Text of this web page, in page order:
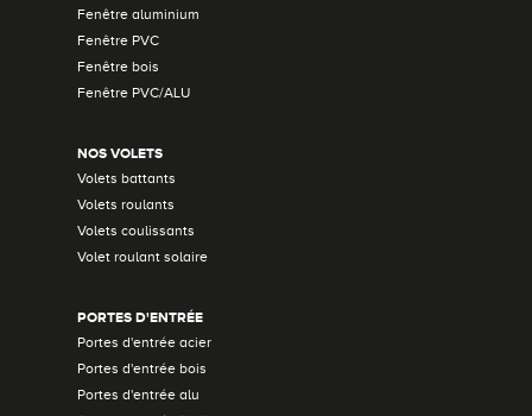
Fenêtre aluminium
Fenêtre PVC
Fenêtre bois
Fenêtre PVC/ALU
NOS VOLETS
Volets battants
Volets roulants
Volets coulissants
Volet roulant solaire
PORTES D'ENTRÉE
Portes d'entrée acier
Portes d'entrée bois
Portes d'entrée alu